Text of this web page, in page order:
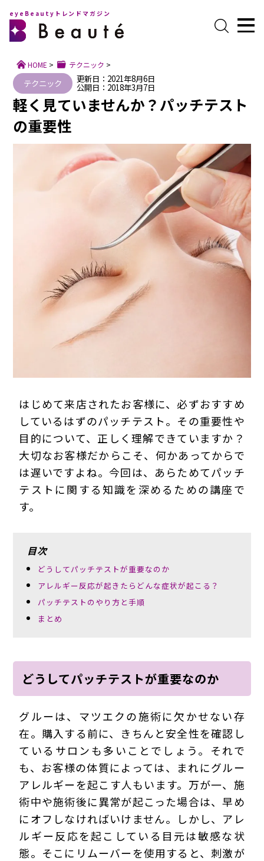
eyeBeautyトレンドマガジン
HOME > テクニック >
テクニック 更新日：2021年8月6日
公開日：2018年3月7日
軽く見ていませんか？パッチテスト
の重要性
はじめて来店されたお客様に、必ずおすすめ
しているはずのパッチテスト。その重要性や
目的について、正しく理解できていますか？
大切なお客様だからこそ、何かあってからで
は遅いですよね。今回は、あらためてパッチ
テストに関する知識を深めるための講座で
す。
目次
どうしてパッチテストが重要なのか
アレルギー反応が起きたらどんな症状が起こる？
パッチテストのやり方と手順
まとめ
どうしてパッチテストが重要なのか
グルーは、マツエクの施術に欠かせない存
在。購入する前に、きちんと安全性を確認し
ているサロンも多いことでしょう。それで
も、お客様の体質によっては、まれにグルー
アレルギーを起こす人もいます。万が一、施
術中や施術後に異常が起こった場合は、早め
にオフしなければいけません。しかし、アレ
ルギー反応を起こしている目元は敏感な状
態。そこにリムーバーを使用すると、刺激が